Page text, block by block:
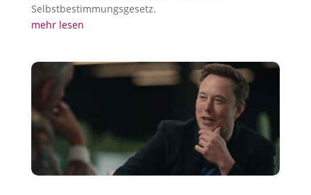
Selbstbestimmungsgesetz.
mehr lesen